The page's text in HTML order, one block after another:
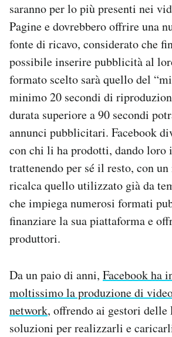
Regala il Post
Hai bisogno di aiuto?
Esci
saranno per lo più presenti nei
Pagine e dovrebbero offrire una
fonte di ricavo, considerato che
possibile inserire pubblicità al
formato scelto sarà quello del
minimo 20 secondi di
durata superiore a 90 secondi
annunci pubblicitari. Facebook
con chi li ha prodotti, dando loro
trattenendo per sé il resto, con
ricalca quello utilizzato già da
che impiega numerosi formati
finanziare la sua piattaforma e
produttori.
Da un paio di anni, Facebook ha
moltissimo la produzione di
network, offrendo ai gestori delle
soluzioni per realizzarli e